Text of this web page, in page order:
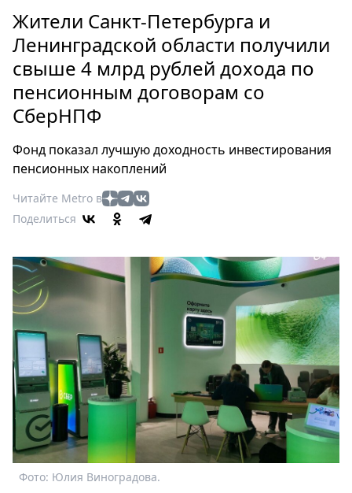
Россия
Мир
Здоровье
Еда
Туризм
Театр
Кино
Афиша
Книги
Пресс-
релизы
Metro
Стримы
Спецпроекты
Звезды
Выборы
2026
Скачай
Metro
Жители Санкт-Петербурга и
Ленинградской области получили
свыше 4 млрд рублей дохода по
пенсионным договорам со
СберНПФ
Фонд показал лучшую доходность инвестирования
пенсионных накоплений
Читайте Metro в
Поделиться
Фото: Юлия Виноградова.